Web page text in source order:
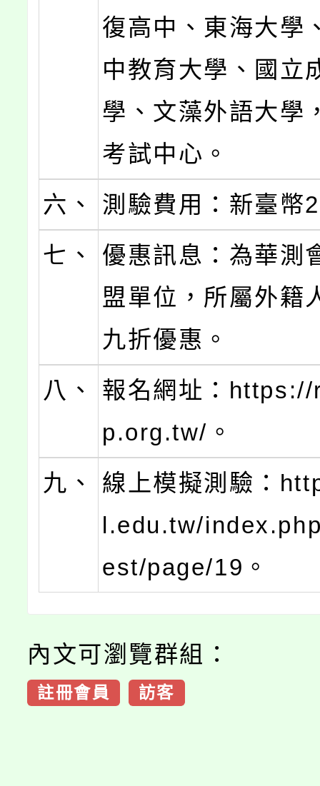
復高中、東海大學
中教育大學、國立
學、文藻外語大學
考試中心。
六、
測驗費用：新臺幣
七、
優惠訊息：為華測
盟單位，所屬外籍
九折優惠。
八、
報名網址：
p.org.tw/。
九、
線上模擬測驗：
l.edu.tw/
est/page/19。
內文可瀏覽群組：
註冊會員 訪客